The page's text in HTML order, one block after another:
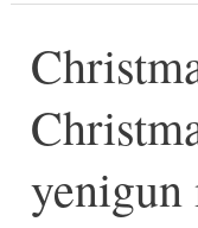
Thuvungalae-
மேகங்களே
சாரல்
தூவுங்கள்
yenigun